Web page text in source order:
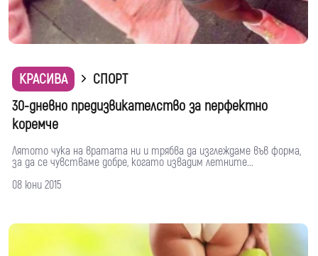
КРАСИВА
СПОРТ
30-дневно предизвикателство за перфектно
коремче
Лятото чука на вратата ни и трябва да изглеждаме във форма,
за да се чувстваме добре, когато извадим летните...
08 юни 2015